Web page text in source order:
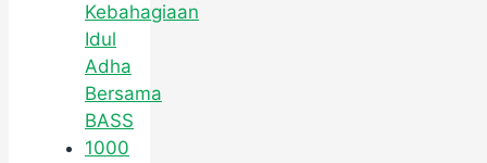
Kebahagiaan
Idul
Adha
Bersama
BASS
1000